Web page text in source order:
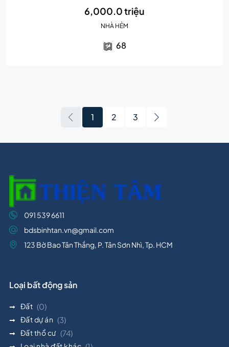
6,000.0 triệu
NHÀ HẺM
68
1 2 3
091 539 6611
bdsbinhtan.vn@gmail.com
123 Bờ Bao Tân Thắng, P. Tân Sơn Nhì, Tp. HCM
Loại bất động sản
Đất (0)
Đất dự án (3)
Đất thổ cư (74)